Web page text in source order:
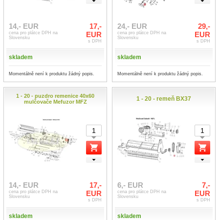
14,- EUR
cena pro plátce DPH na
Slovensku
17,-
EUR
s DPH
skladem
Momentálně není k produktu žádný popis.
24,- EUR
cena pro plátce DPH na
Slovensku
29,-
EUR
s DPH
skladem
Momentálně není k produktu žádný popis.
1 - 20 - puzdro remenice 40x60
mulčovače Mefuzor MFZ
14,- EUR
cena pro plátce DPH na
Slovensku
17,-
EUR
s DPH
skladem
1 - 20 - remeň BX37
6,- EUR
cena pro plátce DPH na
Slovensku
7,-
EUR
s DPH
skladem